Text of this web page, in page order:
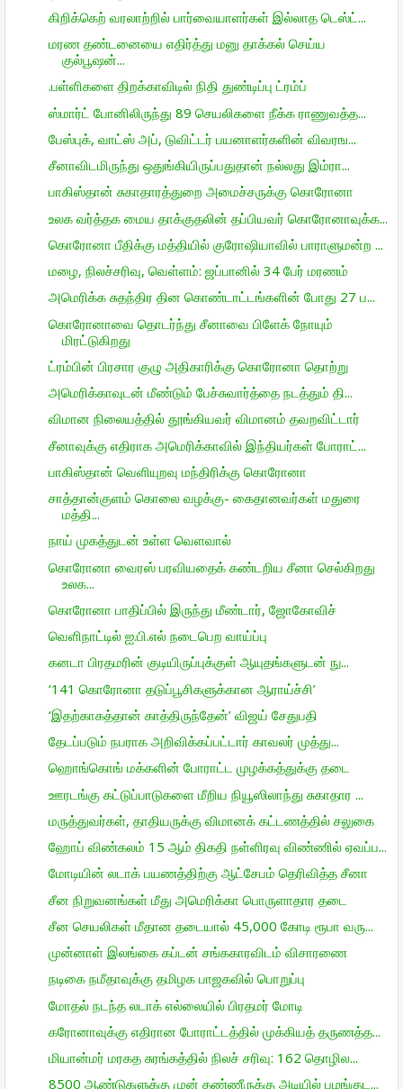
கிறிக்கெற் வரலாற்றில் பார்வையாளர்கள் இல்லாத டெஸ்ட்...
மரண தண்டனையை எதிர்த்து மனு தாக்கல் செய்ய
குல்பூஷன்...
.பள்ளிகளை திறக்காவிடில் நிதி துண்டிப்பு ட்ரம்ப்
ஸ்மார்ட் போனிலிருந்து 89 செயலிகளை நீக்க ராணுவத்த...
பேஸ்புக், வாட்ஸ் அப், டுவிட்டர் பயனாளர்களின் விவரங...
சீனாவிடமிருந்து ஒதுங்கியிருப்பதுதான் நல்லது இம்ரா...
பாகிஸ்தான் சுகாதாரத்துறை அமைச்சருக்கு கொரோனா
உலக வர்த்தக மைய தாக்குதலின் தப்பியவர் கொரோனாவுக்க...
கொரோனா பீதிக்கு மத்தியில் குரோஷியாவில் பாராளுமன்ற ...
மழை, நிலச்சரிவு, வெள்ளம்: ஜப்பானில் 34 பேர் மரணம்
அமெரிக்க சுதந்திர தின கொண்டாட்டங்களின் போது 27 ப...
கொரோனாவை தொடர்ந்து சீனாவை பிளேக் நோயும்
மிரட்டுகிறது
ட்ரம்பின் பிரசார குழு அதிகாரிக்கு கொரோனா தொற்று
அமெரிக்காவுடன் மீண்டும் பேச்சுவார்த்தை நடத்தும் தி...
விமான நிலையத்தில் தூங்கியவர் விமானம் தவறவிட்டார்
சீனாவுக்கு எதிராக அமெரிக்காவில் இந்தியர்கள் போராட்...
பாகிஸ்தான் வெளியுறவு மந்திரிக்கு கொரோனா
சாத்தான்குளம் கொலை வழக்கு- கைதானவர்கள் மதுரை
மத்தி...
நாய் முகத்துடன் உள்ள வெளவால்
கொரோனா வைரஸ் பரவியதைக் கண்டறிய சீனா செல்கிறது
உலக...
கொரோனா பாதிப்பில் இருந்து மீண்டார், ஜோகோவிச்
வெளிநாட்டில் ஐ.பி.எல் நடைபெற வாய்ப்பு
கனடா பிரதமரின் குடியிருப்புக்குள் ஆயுதங்களுடன் நு...
‘141 கொரோனா தடுப்பூசிகளுக்கான ஆராய்ச்சி’
‘இதற்காகத்தான் காத்திருந்தேன்’ விஜய் சேதுபதி
தேடப்படும் நபராக அறிவிக்கப்பட்டார் காவலர் முத்து...
ஹொங்கொங் மக்களின் போராட்ட முழக்கத்துக்கு தடை
ஊரடங்கு கட்டுப்பாடுகளை மீறிய நியூஸிலாந்து சுகாதார ...
மருத்துவர்கள், தாதியருக்கு விமானக் கட்டணத்தில் சலுகை
ஹோப் விண்கலம் 15 ஆம் திகதி நள்ளிரவு விண்ணில் ஏவப்ப...
மோடியின் லடாக் பயணத்திற்கு ஆட்சேபம் தெரிவித்த சீனா
சீன நிறுவனங்கள் மீது அமெரிக்கா பொருளாதார தடை
சீன செயலிகள் மீதான தடையால் 45,000 கோடி ரூபா வரு...
முன்னாள் இலங்கை கப்டன் சங்ககாரவிடம் விசாரணை
நடிகை நமீதாவுக்கு தமிழக பாஜகவில் பொறுப்பு
மோதல் நடந்த லடாக் எல்லையில் பிரதமர் மோடி
கரோனாவுக்கு எதிரான போராட்டத்தில் முக்கியத் தருணத்த...
மியான்மர் மரகத சுரங்கத்தில் நிலச் சரிவு: 162 தொழில...
8500 ஆண்டுகளுக்கு முன் தண்ணீருக்கு அடியில் பழங்குட...